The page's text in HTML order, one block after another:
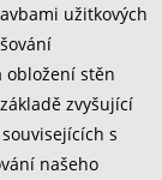
užitkových
obložení stěn
zvyšující
s
našeho